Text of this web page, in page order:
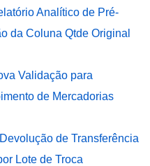
Analítico de Pré-
da Coluna Qtde Original
Validação para
de Mercadorias
de Transferência
Lote de Troca